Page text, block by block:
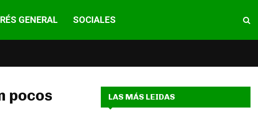
GENERAL SOCIALES
pocos
LAS MÁS LEIDAS